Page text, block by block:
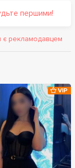
першими!
є рекламодавцем
VIP